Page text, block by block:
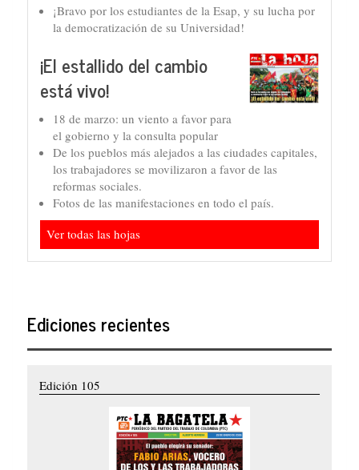
¡Bravo por los estudiantes de la Esap, y su lucha por
la democratización de su Universidad!
¡El estallido del cambio
está vivo!
18 de marzo: un viento a favor para
el gobierno y la consulta popular
De los pueblos más alejados a las ciudades capitales,
los trabajadores se movilizaron a favor de las
reformas sociales.
Fotos de las manifestaciones en todo el país.
Ver todas las hojas
Ediciones recientes
Edición 105